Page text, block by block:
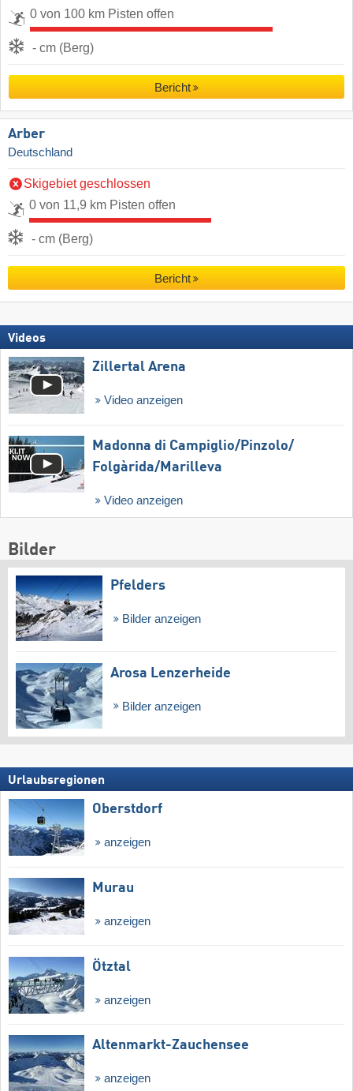
0 von 100 km Pisten offen
- cm (Berg)
Bericht
Arber
Deutschland
Skigebiet geschlossen
0 von 11,9 km Pisten offen
- cm (Berg)
Bericht
Videos
Zillertal Arena
Video anzeigen
Madonna di Campiglio/​Pinzolo/​
Folgàrida/​Marilleva
Video anzeigen
Bilder
Pfelders
Bilder anzeigen
Arosa Lenzerheide
Bilder anzeigen
Urlaubsregionen
Oberstdorf
anzeigen
Murau
anzeigen
Ötztal
anzeigen
Altenmarkt-Zauchensee
anzeigen